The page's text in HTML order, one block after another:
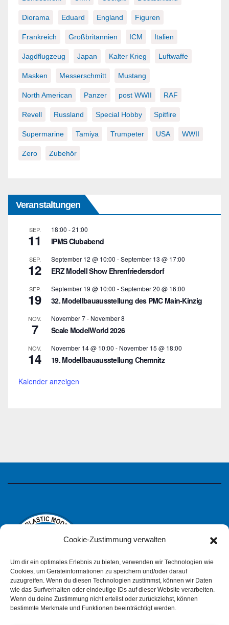
Cookie-Zustimmung verwalten
Um dir ein optimales Erlebnis zu bieten, verwenden wir Technologien wie
Cookies, um Geräteinformationen zu speichern und/oder darauf
zuzugreifen. Wenn du diesen Technologien zustimmst, können wir Daten
wie das Surfverhalten oder eindeutige IDs auf dieser Website verarbeiten.
Wenn du deine Zustimmung nicht erteilst oder zurückziehst, können
bestimmte Merkmale und Funktionen beeinträchtigt werden.
Diorama Eduard England Figuren
Frankreich Großbritannien ICM Italien
Jagdflugzeug Japan Kalter Krieg Luftwaffe
Masken Messerschmitt Mustang
North American Panzer post WWII RAF
Revell Russland Special Hobby Spitfire
Supermarine Tamiya Trumpeter USA WWII
Zero Zubehör
Veranstaltungen
SEP.
11
18:00 -21:00
IPMS Clubabend
SEP.
12
September 12 @ 10:00 -September 13 @ 17:00
ERZ Modell Show Ehrenfriedersdorf
SEP.
19
September 19 @ 10:00 -September 20 @ 16:00
32. Modellbauausstellung des PMC Main-Kinzig
NOV.
7
November 7- November 8
Scale ModelWorld 2026
NOV.
14
November 14 @ 10:00 - November 15 @ 18:00
19. Modellbauausstellung Chemnitz
Kalender anzeigen
IPMS Deutschland